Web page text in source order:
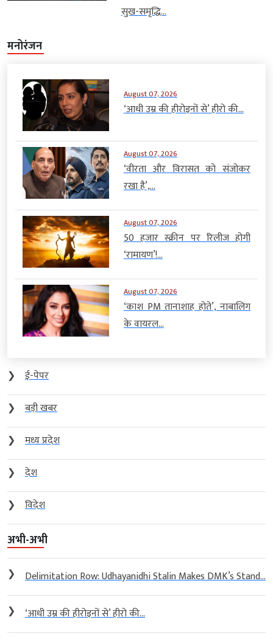
सुख-समृद्धि...
मनोरंजन
August 07, 2026
‘आधी उम्र की हीरोइनों से’ हीरो की...
August 07, 2026
‘वीरता और विरासत को संजोकर
रखा है’,...
August 07, 2026
50 हजार स्क्रीन पर रिलीज होगी
‘रामायण’!...
August 07, 2026
‘काश PM तानाशाह होते’, नाबालिग
के वायरल...
❯
ई-पेपर
❯
बड़ी खबर
❯
मध्य प्रदेश
❯
देश
❯
विदेश
अभी-अभी
❯ Delimitation Row: Udhayanidhi Stalin Makes DMK’s Stand...
❯ ‘आधी उम्र की हीरोइनों से’ हीरो की...